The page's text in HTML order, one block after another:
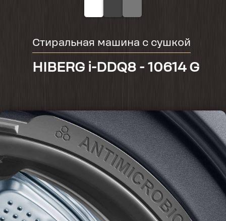
Стиральная машина с сушкой
HIBERG i-DDQ8 - 10614 G